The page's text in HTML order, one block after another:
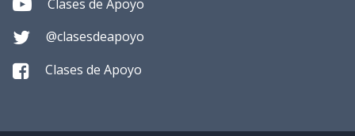
Clases de Apoyo
@clasesdeapoyo
Clases de Apoyo